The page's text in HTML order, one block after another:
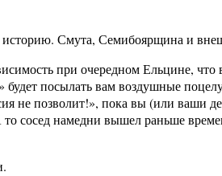
Смута, Семибоярщина и
при очередном Ельцине,
посылать вам воздушные
не позволит!», пока вы (или ваши
сосед намедни вышел раньше